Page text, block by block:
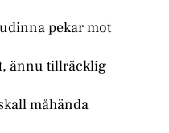
pekar mot
ännu tillräcklig
måhända